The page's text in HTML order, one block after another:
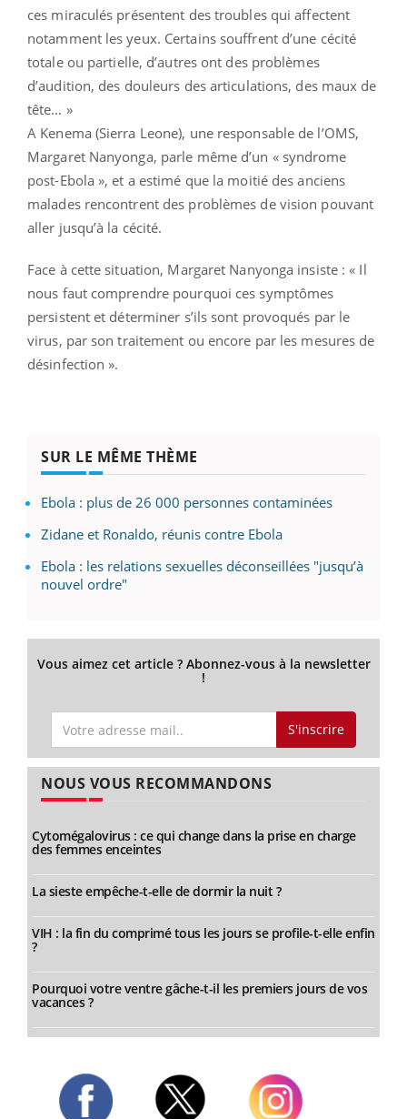
ces miraculés présentent des troubles qui affectent
notamment les yeux. Certains souffrent d’une cécité
totale ou partielle, d’autres ont des problèmes
d’audition, des douleurs des articulations, des maux de
tête… »
A Kenema (Sierra Leone), une responsable de l’OMS,
Margaret Nanyonga, parle même d’un « syndrome
post-Ebola », et a estimé que la moitié des anciens
malades rencontrent des problèmes de vision pouvant
aller jusqu’à la cécité.
Face à cette situation, Margaret Nanyonga insiste : « Il
nous faut comprendre pourquoi ces symptômes
persistent et déterminer s’ils sont provoqués par le
virus, par son traitement ou encore par les mesures de
désinfection ».
SUR LE MÊME THÈME
Ebola : plus de 26 000 personnes contaminées
Zidane et Ronaldo, réunis contre Ebola
Ebola : les relations sexuelles déconseillées "jusqu’à
nouvel ordre"
Vous aimez cet article ? Abonnez-vous à la newsletter
!
S'inscrire
NOUS VOUS RECOMMANDONS
Cytomégalovirus : ce qui change dans la prise en charge
des femmes enceintes
La sieste empêche-t-elle de dormir la nuit ?
VIH : la fin du comprimé tous les jours se profile-t-elle enfin
?
Pourquoi votre ventre gâche-t-il les premiers jours de vos
vacances ?